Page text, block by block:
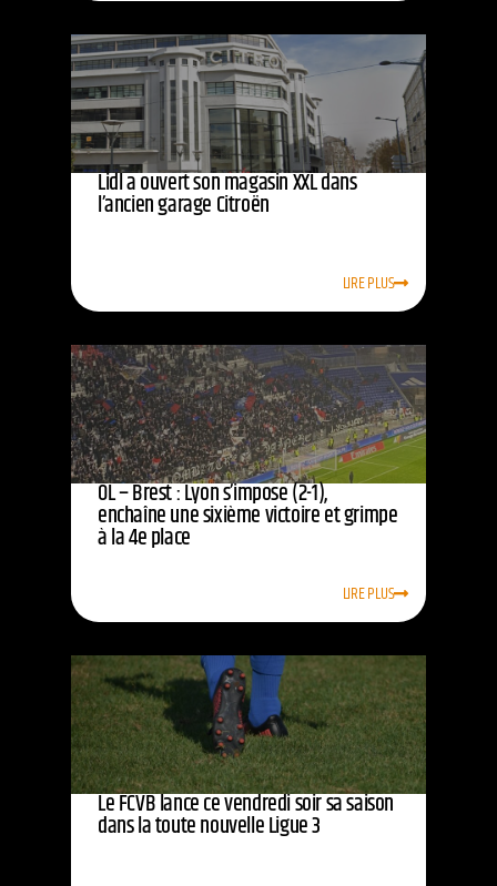
Lidl a ouvert son magasin XXL dans
l’ancien garage Citroën
LIRE PLUS
OL – Brest : Lyon s’impose (2-1),
enchaîne une sixième victoire et grimpe
à la 4e place
LIRE PLUS
Le FCVB lance ce vendredi soir sa saison
dans la toute nouvelle Ligue 3